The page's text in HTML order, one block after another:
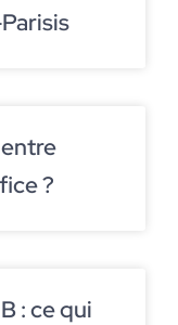
?
: ce qui